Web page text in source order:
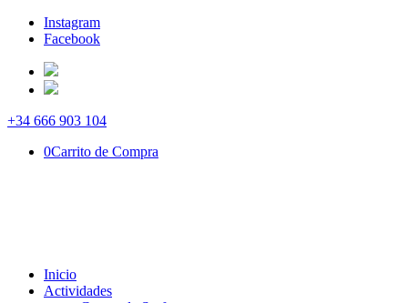
Instagram
Facebook
+34 666 903 104
0Carrito de Compra
Inicio
Actividades